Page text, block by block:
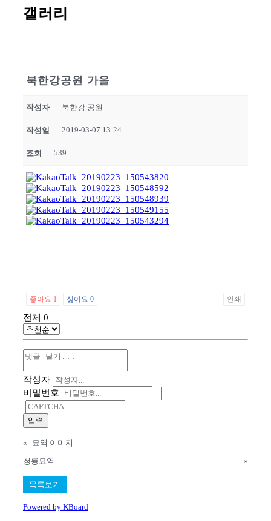
갤러리
북한강공원 가을
작성자 북한강 공원
작성일 2019-03-07 13:24
조회 539
좋아요 1 싫어요 0 인쇄
전체 0
작성자
비밀번호
«
묘역 이미지
청룡묘역
»
목록보기
Powered by KBoard